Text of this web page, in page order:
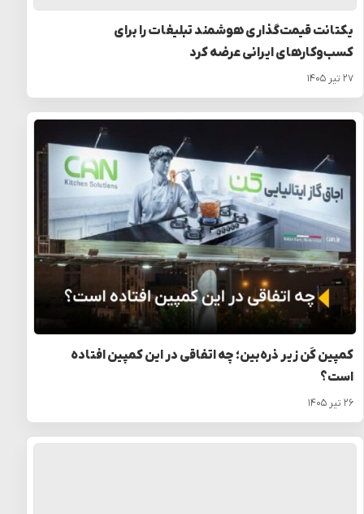
یکتانت قیمت‌گذاری هوشمند تبلیغات را برای
کسب‌وکارهای ایرانی عرضه کرد
۲۷ تیر ۱۴۰۵
کمپین کَن زیر ذره‌بین؛ چه اتفاقی در این کمپین افتاده
است؟
۲۶ تیر ۱۴۰۵